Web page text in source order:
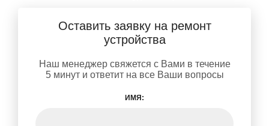
Оставить заявку на ремонт
устройства
Наш менеджер свяжется с Вами в течение
5 минут и ответит на все Ваши вопросы
ИМЯ: